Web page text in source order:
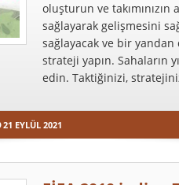
oluşturun ve takımınızın
sağlayarak gelişmesini
sağlayacak ve bir
strateji yapın. Sahaların
edin. Taktiğinizi,
21 EYLÜL 2021